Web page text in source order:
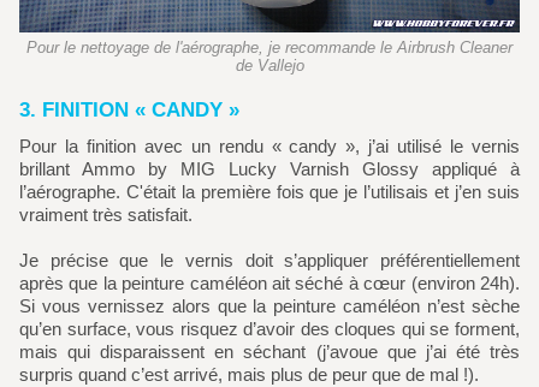
Pour le nettoyage de l'aérographe, je recommande le Airbrush Cleaner
de Vallejo
3. FINITION « CANDY »
Pour la finition avec un rendu « candy », j’ai utilisé le vernis
brillant Ammo by MIG Lucky Varnish Glossy appliqué à
l’aérographe. C'était la première fois que je l’utilisais et j’en suis
vraiment très satisfait.
Je précise que le vernis doit s’appliquer préférentiellement
après que la peinture caméléon ait séché à cœur (environ 24h).
Si vous vernissez alors que la peinture caméléon n’est sèche
qu’en surface, vous risquez d’avoir des cloques qui se forment,
mais qui disparaissent en séchant (j’avoue que j’ai été très
surpris quand c’est arrivé, mais plus de peur que de mal !).